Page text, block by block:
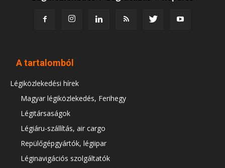
A tartalomból
Légiközlekedési hírek
Magyar légiközlekedés, Ferihegy
Légitársaságok
Légiáru-szállítás, air cargo
Repülőgépgyártók, légiipar
Léginavigációs szolgáltatók